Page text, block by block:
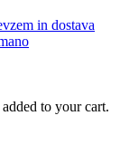
in dostava
to your cart.